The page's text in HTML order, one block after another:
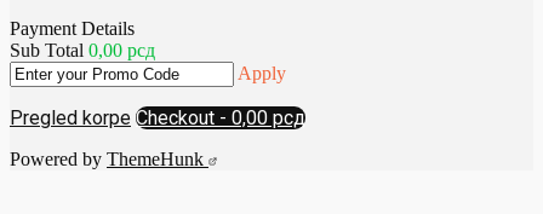
do
Payment Details
Sub Total 0,00 рсд
Apply
Pregled korpe Checkout - 0,00 рсд
Powered by ThemeHunk